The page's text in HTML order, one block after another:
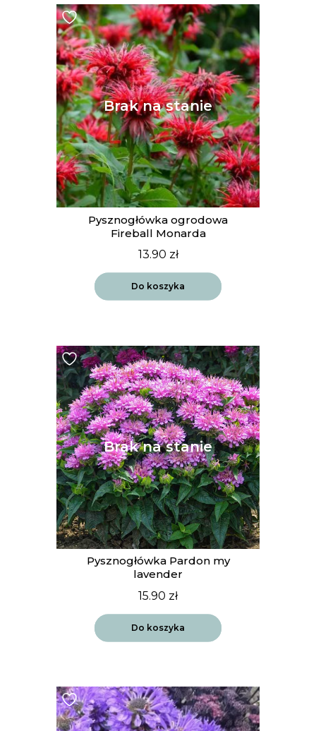
Pysznogłówka ogrodowa
Fireball Monarda
13.90 zł
Do koszyka
Pysznogłówka Pardon my
lavender
15.90 zł
Do koszyka